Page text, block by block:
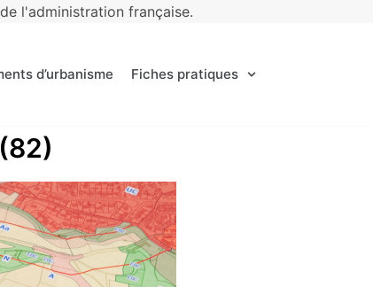
l'administration française.
d’urbanisme Fiches pratiques